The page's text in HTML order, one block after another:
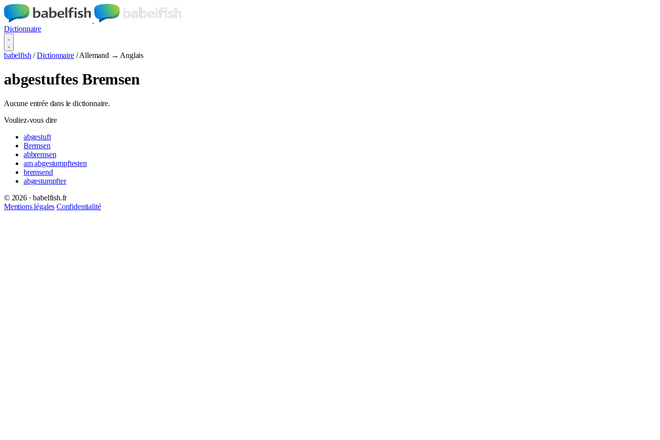
Dictionnaire
babelfish / Dictionnaire / Allemand → Anglais
abgestuftes Bremsen
Aucune entrée dans le dictionnaire.
Vouliez-vous dire
abgestuft
Bremsen
abbremsen
am abgestumpftesten
bremsend
abgestumpfter
© 2026 · babelfish.fr
Mentions légales Confidentialité